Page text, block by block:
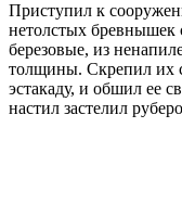
Приступил к
нетолстых
березовые, из
толщины. Скрепил их
эстакаду, и обшил ее
настил застелил